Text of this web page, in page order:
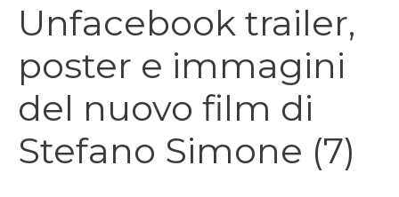
Unfacebook trailer,
poster e immagini
del nuovo film di
Stefano Simone (7)